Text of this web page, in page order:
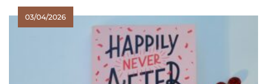
03/04/2026